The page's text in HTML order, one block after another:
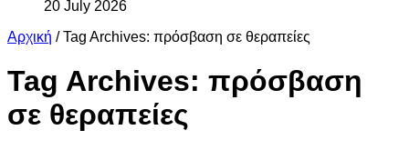
20 July 2026
Αρχική / Tag Archives: πρόσβαση σε θεραπείες
Tag Archives: πρόσβαση
σε θεραπείες